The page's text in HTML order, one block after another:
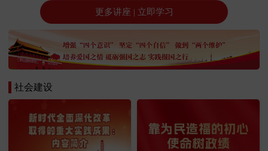
更多讲座 | 立即学习
社会建设